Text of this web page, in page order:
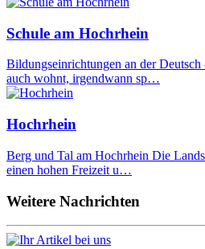
Schule am Hochrhein
Bildungseinrichtungen an der
auch wohnt, irgendwann sp…
Hochrhein
Berg und Tal am Hochrhein Die
einen hohen Freizeit u…
Weitere Nachrichten